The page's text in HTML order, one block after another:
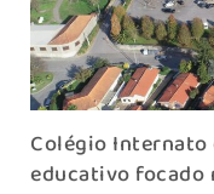
Colégio Internato
educativo focado